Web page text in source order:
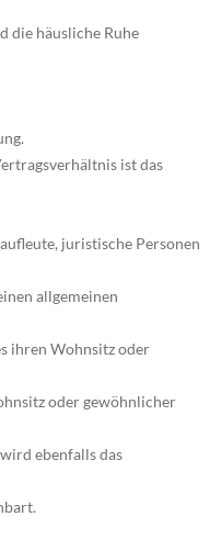
die häusliche Ruhe
ist das
juristische Personen
allgemeinen
ihren Wohnsitz oder
oder gewöhnlicher
ebenfalls das